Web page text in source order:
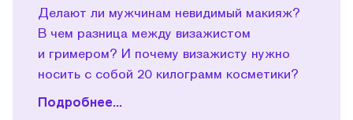
Делают ли мужчинам невидимый макияж?
В чем разница между визажистом
и гримером? И почему визажисту нужно
носить с собой 20 килограмм косметики?
Подробнее...